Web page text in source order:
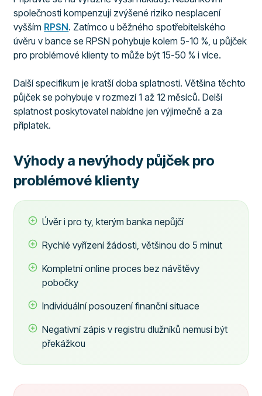
společnosti kompenzují zvýšené riziko nesplacení
vyšším RPSN. Zatímco u běžného spotřebitelského
úvěru v bance se RPSN pohybuje kolem 5-10 %, u půjček
pro problémové klienty to může být 15-50 % i více.
Další specifikum je kratší doba splatnosti. Většina těchto
půjček se pohybuje v rozmezí 1 až 12 měsíců. Delší
splatnost poskytovatel nabídne jen výjimečně a za
příplatek.
Výhody a nevýhody půjček pro
problémové klienty
Úvěr i pro ty, kterým banka nepůjčí
Rychlé vyřízení žádosti, většinou do 5 minut
Kompletní online proces bez návštěvy
pobočky
Individuální posouzení finanční situace
Negativní zápis v registru dlužníků nemusí být
překážkou